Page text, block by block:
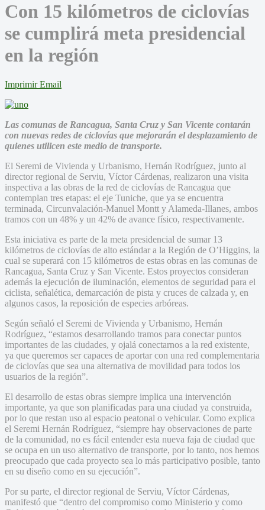
Con 15 kilómetros de ciclovías
se cumplirá meta presidencial
en la región
Imprimir Email
Las comunas de Rancagua, Santa Cruz y San Vicente contarán
con nuevas redes de ciclovías que mejorarán el desplazamiento de
quienes utilicen este medio de transporte.
El Seremi de Vivienda y Urbanismo, Hernán Rodríguez, junto al
director regional de Serviu, Víctor Cárdenas, realizaron una visita
inspectiva a las obras de la red de ciclovías de Rancagua que
contemplan tres etapas: el eje Tuniche, que ya se encuentra
terminada, Circunvalación-Manuel Montt y Alameda-Illanes, ambos
tramos con un 48% y un 42% de avance físico, respectivamente.
Esta iniciativa es parte de la meta presidencial de sumar 13
kilómetros de ciclovías de alto estándar a la Región de O’Higgins, la
cual se superará con 15 kilómetros de estas obras en las comunas de
Rancagua, Santa Cruz y San Vicente. Estos proyectos consideran
además la ejecución de iluminación, elementos de seguridad para el
ciclista, señalética, demarcación de pista y cruces de calzada y, en
algunos casos, la reposición de especies arbóreas.
Según señaló el Seremi de Vivienda y Urbanismo, Hernán
Rodríguez, “estamos desarrollando tramos para conectar puntos
importantes de las ciudades, y ojalá conectarnos a la red existente,
ya que queremos ser capaces de aportar con una red complementaria
de ciclovías que sea una alternativa de movilidad para todos los
usuarios de la región”.
El desarrollo de estas obras siempre implica una intervención
importante, ya que son planificadas para una ciudad ya construida,
por lo que restan uso al espacio peatonal o vehicular. Como explica
el Seremi Hernán Rodríguez, “siempre hay observaciones de parte
de la comunidad, no es fácil entender esta nueva faja de ciudad que
se ocupa en un uso alternativo de transporte, por lo tanto, nos hemos
preocupado que cada proyecto sea lo más participativo posible, tanto
en su diseño como en su ejecución”.
Por su parte, el director regional de Serviu, Víctor Cárdenas,
manifestó que “dentro del compromiso como Ministerio y como